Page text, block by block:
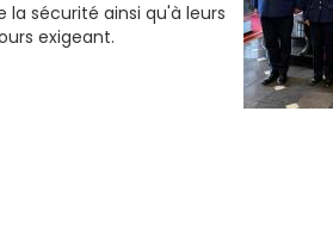
la sécurité ainsi qu'à leurs
exigeant.